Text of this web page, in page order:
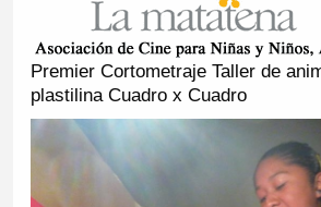
Premier Cortometraje Taller de
plastilina Cuadro x Cuadro